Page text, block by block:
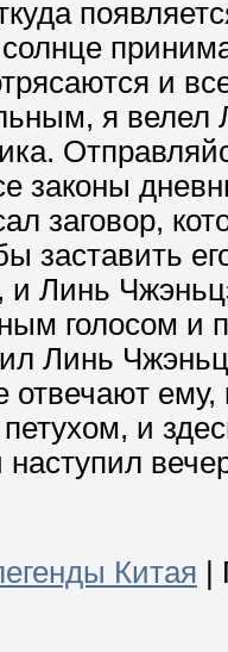
и
я велел
законы
заговор,
заставить
и Линь
голосом и
Линь
ему,
и
Китая